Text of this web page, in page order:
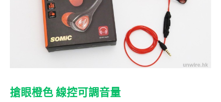
搶眼橙色 線控可調音量